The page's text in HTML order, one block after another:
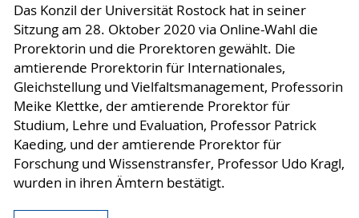
Das Konzil der Universität Rostock hat in seiner
Sitzung am 28. Oktober 2020 via Online-Wahl die
Prorektorin und die Prorektoren gewählt. Die
amtierende Prorektorin für Internationales,
Gleichstellung und Vielfaltsmanagement, Professorin
Meike Klettke, der amtierende Prorektor für
Studium, Lehre und Evaluation, Professor Patrick
Kaeding, und der amtierende Prorektor für
Forschung und Wissenstransfer, Professor Udo Kragl,
wurden in ihren Ämtern bestätigt.